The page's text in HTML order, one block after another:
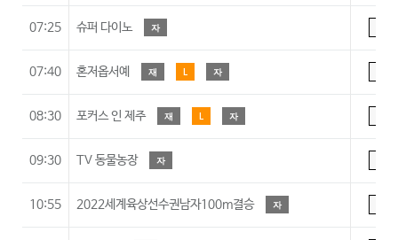
07:25 슈퍼 다이노 자
07:40 혼저옵서예 재 L 자
08:30 포커스 인 제주 재 L 자
09:30 TV 동물농장 자
10:55 2022세계육상선수권남자100m결승 자